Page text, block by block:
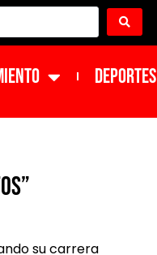
DEPORTES
su carrera